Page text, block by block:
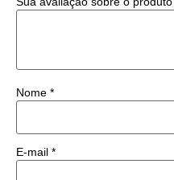
Nome *
E-mail *